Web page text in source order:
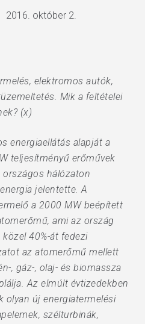
2016. október 2.
elektromos autók,
Mik a feltételei
(x)
energiaellátás alapját a
teljesítményű erőművek
hálózaton
jelentette. A
a 2000 MW beépített
ami az ország
40%-át fedezi
az atomerőmű mellett
, gáz-, olaj- és biomassza
Az elmúlt évtizedekben
olyan új energiatermelési
szélturbinák,